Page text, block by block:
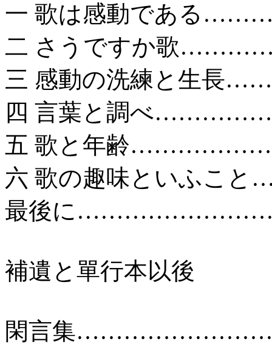
一 歌は感動である
二 さうですか歌
三 感動の洗練と生
四 言葉と調べ
五 歌と年齢
六 歌の趣味といふ
最後に
補遺と單行本以後
閑言集